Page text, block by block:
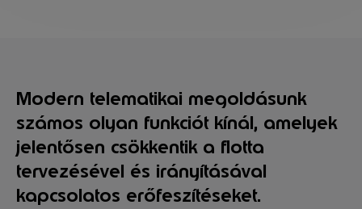
Modern telematikai megoldásunk
számos olyan funkciót kínál, amelyek
jelentősen csökkentik a flotta
tervezésével és irányításával
kapcsolatos erőfeszítéseket.